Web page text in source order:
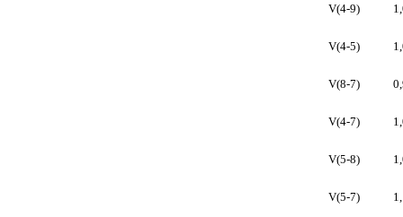
V(4-9)
V(4-5)
V(8-7)
V(4-7)
V(5-8)
V(5-7)